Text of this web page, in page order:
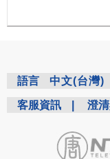
語言 中文(台灣)
客服資訊 澄